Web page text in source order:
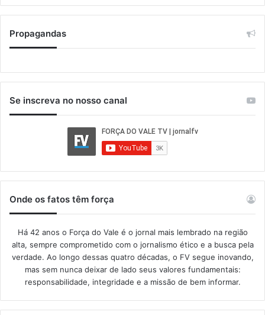
Propagandas
Se inscreva no nosso canal
Onde os fatos têm força
Há 42 anos o Força do Vale é o jornal mais lembrado na região
alta, sempre comprometido com o jornalismo ético e a busca pela
verdade. Ao longo dessas quatro décadas, o FV segue inovando,
mas sem nunca deixar de lado seus valores fundamentais:
responsabilidade, integridade e a missão de bem informar.​